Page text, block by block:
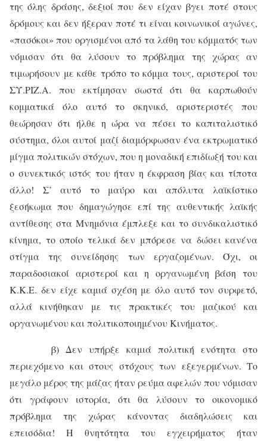
της όλης δράσης, δεξιοί που δεν είχαν βγει ποτέ στους
δρόμους και δεν ήξεραν ποτέ τι είναι κοινωνικοί αγώνες,
«πασόκοι» που οργισμένοι από τα λάθη του κόμματός των
νόμισαν ότι θα λύσουν το πρόβλημα της χώρας αν
τιμωρήσουν με κάθε τρόπο το κόμμα τους, αριστεροί του
ΣΥ.ΡΙΖ.Α. που εκτίμησαν σωστά ότι θα καρπωθούν
κομματικά όλο αυτό το σκηνικό, αριστεριστές που
θεώρησαν ότι ήλθε η ώρα να πέσει το καπιταλιστικό
σύστημα, όλοι αυτοί μαζί διαμόρφωσαν ένα εκτρωματικό
μίγμα πολιτικών στόχων, που η μοναδική επιδίωξή του και
ο συνεκτικός ιστός του ήταν η έκφραση βίας και τίποτα
άλλο! Σ’ αυτό το μαύρο και απόλυτα λαϊκίστικο
ξεσήκωμα που δημαγώγησε επί της αυθεντικής λαϊκής
αντίθεσης στα Μνημόνια έμπλεξε και το συνδικαλιστικό
κίνημα, το οποίο τελικά δεν μπόρεσε να δώσει κανένα
στίγμα της συνείδησης των εργαζομένων. Όχι, οι
παραδοσιακοί αριστεροί και η οργανωμένη βάση του
Κ.Κ.Ε. δεν είχε καμιά σχέση με όλο αυτό τον συρφετό,
αλλά κινήθηκαν με τις πρακτικές του μαζικού και
οργανωμένου και πολιτικοποιημένου Κινήματος.
β) Δεν υπήρξε καμιά πολιτική ενότητα στο
περιεχόμενο και στους στόχους των εξεγερμένων. Το
μεγάλο μέρος της μάζας ήταν ρεύμα αφελών που νόμισαν
ότι γράφουν ιστορία, ότι θα λύσουν το οικονομικό
πρόβλημα της χώρας κάνοντας διαδηλώσεις και
επεισόδια! Η θνητότητα του εγχειρήματος ήταν